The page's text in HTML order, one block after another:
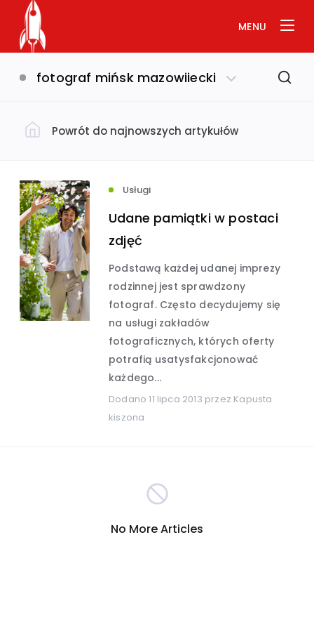
MENU
fotograf mińsk mazowiiecki
Filtruj według kategorii
Dom i ogród
Uroda i zdrowie (649)
Biznes i ekonomia (632) Usługi (575)
Budownictwo (534)
Hobby i rozrywka (389)
(301) Internet (290)
Motoryzacja
Zakupy (207)
Powrót do najnowszych artykułów
Usługi
Udane pamiątki w postaci
zdjęć
Podstawą każdej udanej imprezy
rodzinnej jest sprawdzony
fotograf. Często decydujemy się
na usługi zakładów
fotograficznych, których oferty
potrafią usatysfakcjonować
każdego...
Dodano11 lipca 2013 przez Kapusta
kiszona
No More Articles